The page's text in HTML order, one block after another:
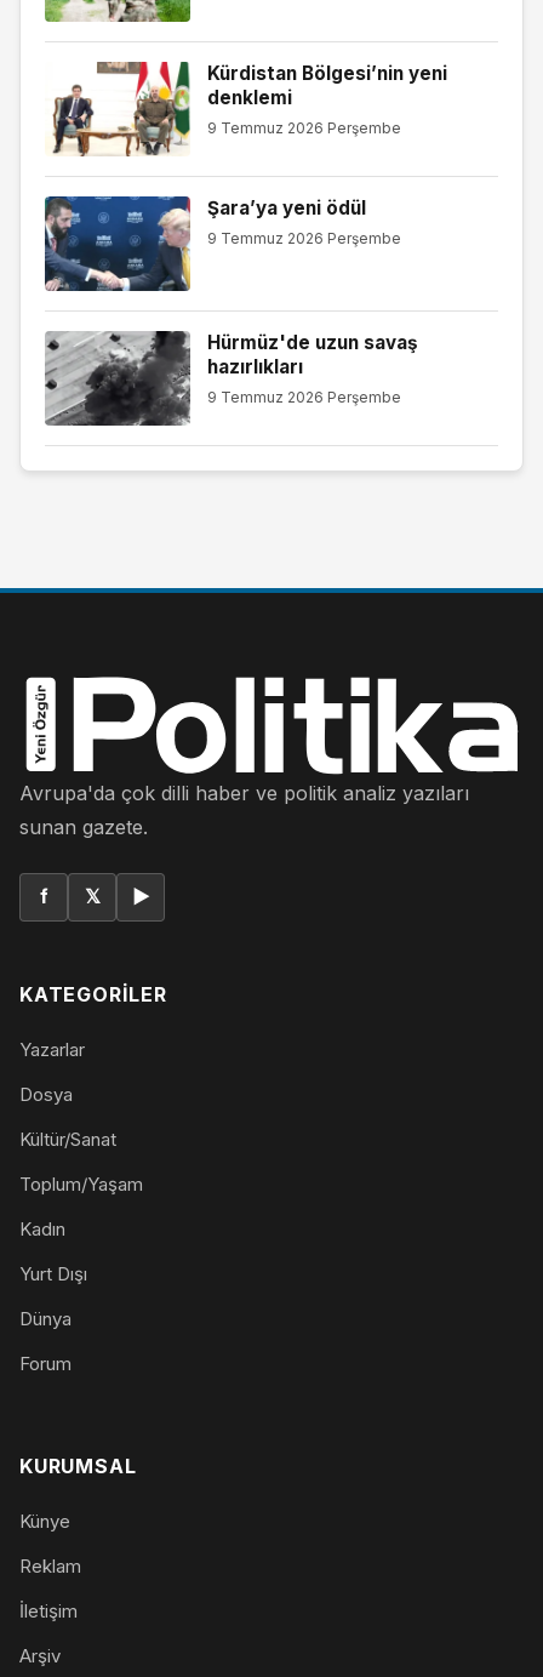
Kürdistan Bölgesi’nin yeni
denklemi
9 Temmuz 2026 Perşembe
Şara’ya yeni ödül
9 Temmuz 2026 Perşembe
Hürmüz'de uzun savaş
hazırlıkları
9 Temmuz 2026 Perşembe
Avrupa'da çok dilli haber ve politik analiz yazıları
sunan gazete.
f 𝕏 ▶
KATEGORILER
Yazarlar
Dosya
Kültür/Sanat
Toplum/Yaşam
Kadın
Yurt Dışı
Dünya
Forum
KURUMSAL
Künye
Reklam
İletişim
Arşiv